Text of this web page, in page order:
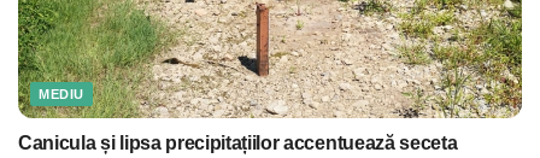
MEDIU
Canicula și lipsa precipitațiilor accentuează seceta